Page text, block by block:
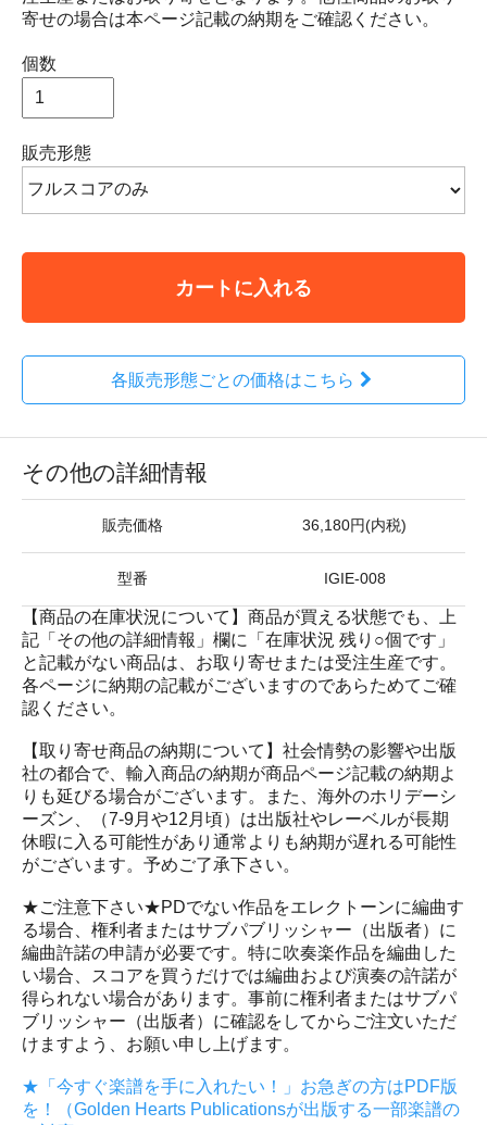
寄せの場合は本ページ記載の納期をご確認ください。
個数
販売形態
カートに入れる
各販売形態ごとの価格はこちら
その他の詳細情報
販売価格 36,180円(内税)
型番 IGIE-008
【商品の在庫状況について】商品が買える状態でも、上
記「その他の詳細情報」欄に「在庫状況 残り○個です」
と記載がない商品は、お取り寄せまたは受注生産です。
各ページに納期の記載がございますのであらためてご確
認ください。
【取り寄せ商品の納期について】社会情勢の影響や出版
社の都合で、輸入商品の納期が商品ページ記載の納期よ
りも延びる場合がございます。また、海外のホリデーシ
ーズン、（7-9月や12月頃）は出版社やレーベルが長期
休暇に入る可能性があり通常よりも納期が遅れる可能性
がございます。予めご了承下さい。
★ご注意下さい★PDでない作品をエレクトーンに編曲す
る場合、権利者またはサブパブリッシャー（出版者）に
編曲許諾の申請が必要です。特に吹奏楽作品を編曲した
い場合、スコアを買うだけでは編曲および演奏の許諾が
得られない場合があります。事前に権利者またはサブパ
ブリッシャー（出版者）に確認をしてからご注文いただ
けますよう、お願い申し上げます。
★「今すぐ楽譜を手に入れたい！」お急ぎの方はPDF版
を！（Golden Hearts Publicationsが出版する一部楽譜の